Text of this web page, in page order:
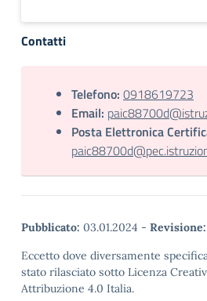
Contatti
Telefono: 0918619723
Email:
Posta Elettronica
Pubblicato: 03.01.2024 - Revisione:
Eccetto dove diversamente
stato rilasciato sotto Licenza
Attribuzione 4.0 Italia.